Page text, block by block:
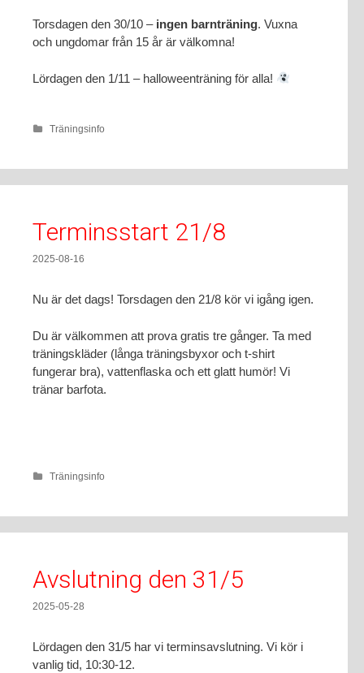
Torsdagen den 30/10 – ingen barnträning. Vuxna
och ungdomar från 15 år är välkomna!
Lördagen den 1/11 – halloweenträning för alla!
Träningsinfo
Terminsstart 21/8
2025-08-16
Nu är det dags! Torsdagen den 21/8 kör vi igång igen.
Du är välkommen att prova gratis tre gånger. Ta med
träningskläder (långa träningsbyxor och t-shirt
fungerar bra), vattenflaska och ett glatt humör! Vi
tränar barfota.
Träningsinfo
Avslutning den 31/5
2025-05-28
Lördagen den 31/5 har vi terminsavslutning. Vi kör i
vanlig tid, 10:30-12.